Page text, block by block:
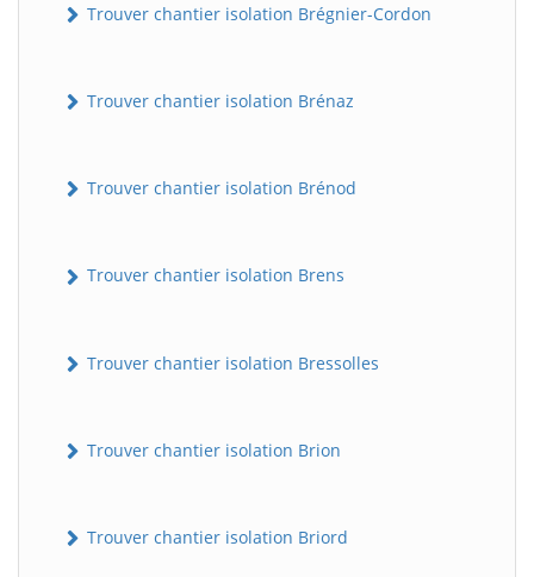
Trouver chantier isolation Brégnier-Cordon
Trouver chantier isolation Brénaz
Trouver chantier isolation Brénod
Trouver chantier isolation Brens
Trouver chantier isolation Bressolles
Trouver chantier isolation Brion
Trouver chantier isolation Briord